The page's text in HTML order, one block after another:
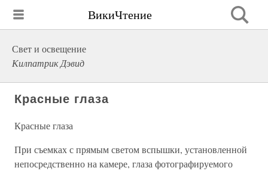
ВикиЧтение
Свет и освещение
Килпатрик Дэвид
Красные глаза
Красные глаза
При съемках с прямым светом вспышки, установленной
непосредственно на камере, глаза фотографируемого